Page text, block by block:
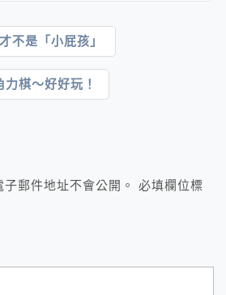
不是「小屁孩」
力棋～好好玩！
郵件地址不會公開。
必填欄位標